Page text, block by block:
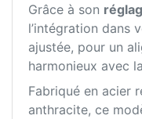
Grâce à son
l’intégration dans
ajustée, pour un
harmonieux avec
Fabriqué en acier
anthracite, ce